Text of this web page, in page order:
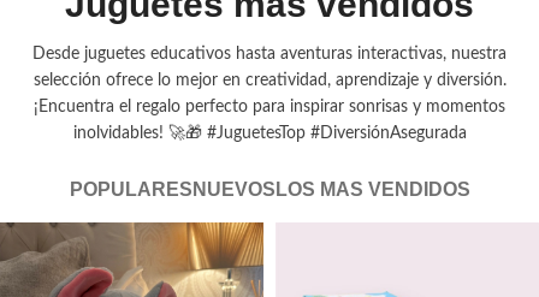
Desde juguetes educativos hasta aventuras interactivas, nuestra
selección ofrece lo mejor en creatividad, aprendizaje y diversión.
¡Encuentra el regalo perfecto para inspirar sonrisas y momentos
inolvidables! 🚀🎁 #JuguetesTop #DiversiónAsegurada
POPULARES NUEVOS LOS MAS VENDIDOS